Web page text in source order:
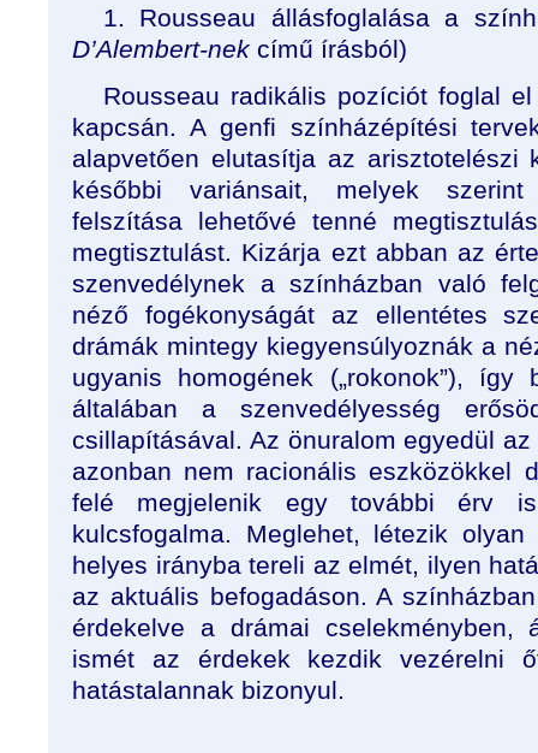
1. Rousseau állásfoglalása a
D’Alembert-nek című írásból)
Rousseau radikális pozíciót foglal
kapcsán. A genfi színházépítési
alapvetően elutasítja az arisztotelészi
későbbi variánsait, melyek szerint
felszítása lehetővé tenné
megtisztulást. Kizárja ezt abban az
szenvedélynek a színházban való
néző fogékonyságát az ellentétes
drámák mintegy kiegyensúlyoznák a
ugyanis homogének („rokonok”), így
általában a szenvedélyesség
csillapításával. Az önuralom egyedül
azonban nem racionális eszközökkel
felé megjelenik egy további érv
kulcsfogalma. Meglehet, létezik
helyes irányba tereli az elmét, ilyen
az aktuális befogadáson. A
érdekelve a drámai cselekményben,
ismét az érdekek kezdik
hatástalannak bizonyul.